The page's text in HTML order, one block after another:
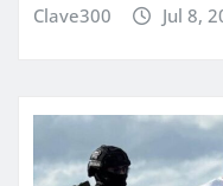
Clave300 Jul 8,